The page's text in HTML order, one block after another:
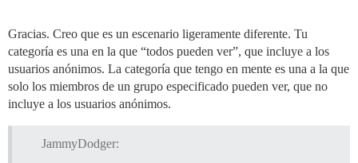
Gracias. Creo que es un escenario ligeramente diferente. Tu
categoría es una en la que “todos pueden ver”, que incluye a los
usuarios anónimos. La categoría que tengo en mente es una a la que
solo los miembros de un grupo especificado pueden ver, que no
incluye a los usuarios anónimos.
JammyDodger: